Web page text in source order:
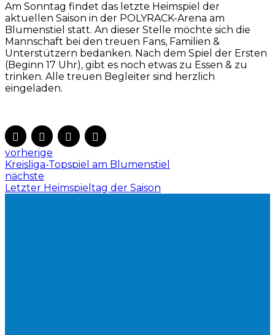
Am Sonntag findet das letzte Heimspiel der
aktuellen Saison in der POLYRACK-Arena am
Blumenstiel statt. An dieser Stelle möchte sich die
Mannschaft bei den treuen Fans, Familien &
Unterstützern bedanken. Nach dem Spiel der Ersten
(Beginn 17 Uhr), gibt es noch etwas zu Essen & zu
trinken. Alle treuen Begleiter sind herzlich
eingeladen.
vorherige
Kreisliga-Topspiel am Blumenstiel
nächste
Letzter Heimspieltag der Saison